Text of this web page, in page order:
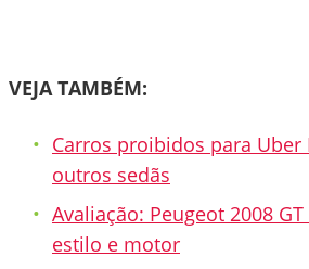
VEJA TAMBÉM:
Carros proibidos para Uber
outros sedãs
Avaliação: Peugeot 2008
estilo e motor